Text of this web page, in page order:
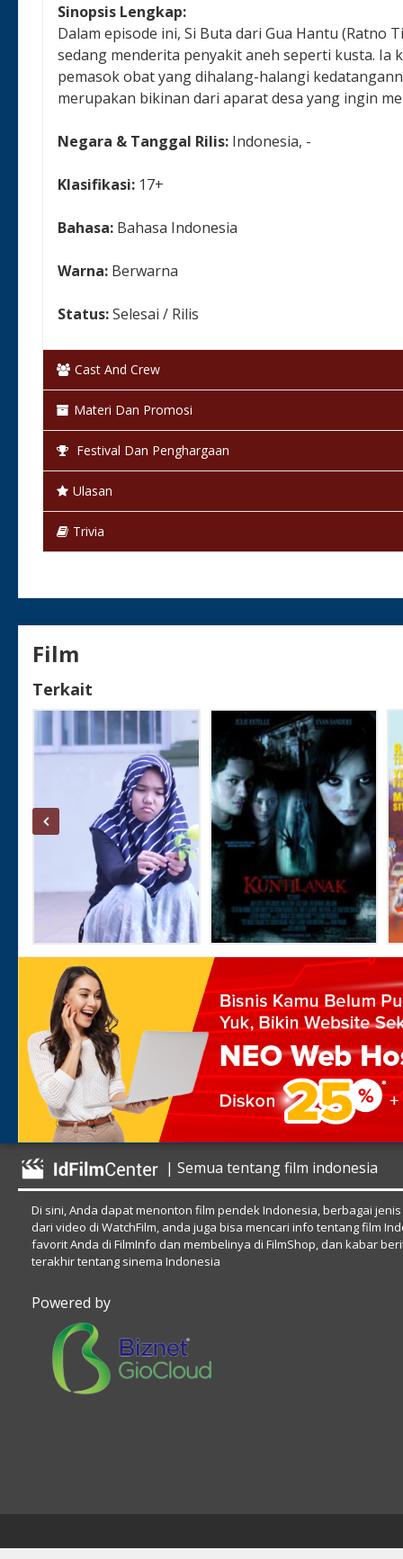
Sinopsis Lengkap:
Dalam episode ini, Si Buta dari Gua Hantu (Ratno
sedang menderita penyakit aneh seperti kusta.
pemasok obat yang dihalang-halangi
merupakan bikinan dari aparat desa yang ingin
Negara & Tanggal Rilis: Indonesia, -
Klasifikasi: 17+
Bahasa: Bahasa Indonesia
Warna: Berwarna
Status:Selesai / Rilis
Cast And Crew
Materi Dan Promosi
Festival Dan Penghargaan
Ulasan
Trivia
Film
Terkait
| Semua tentang film indonesia
Di sini, Anda dapat menonton film pendek Indonesia, berbagai
dari video di WatchFilm, anda juga bisa mencari info tentang film
favorit Anda di FilmInfo dan membelinya di FilmShop, dan kabar
terakhir tentang sinema Indonesia
Powered by